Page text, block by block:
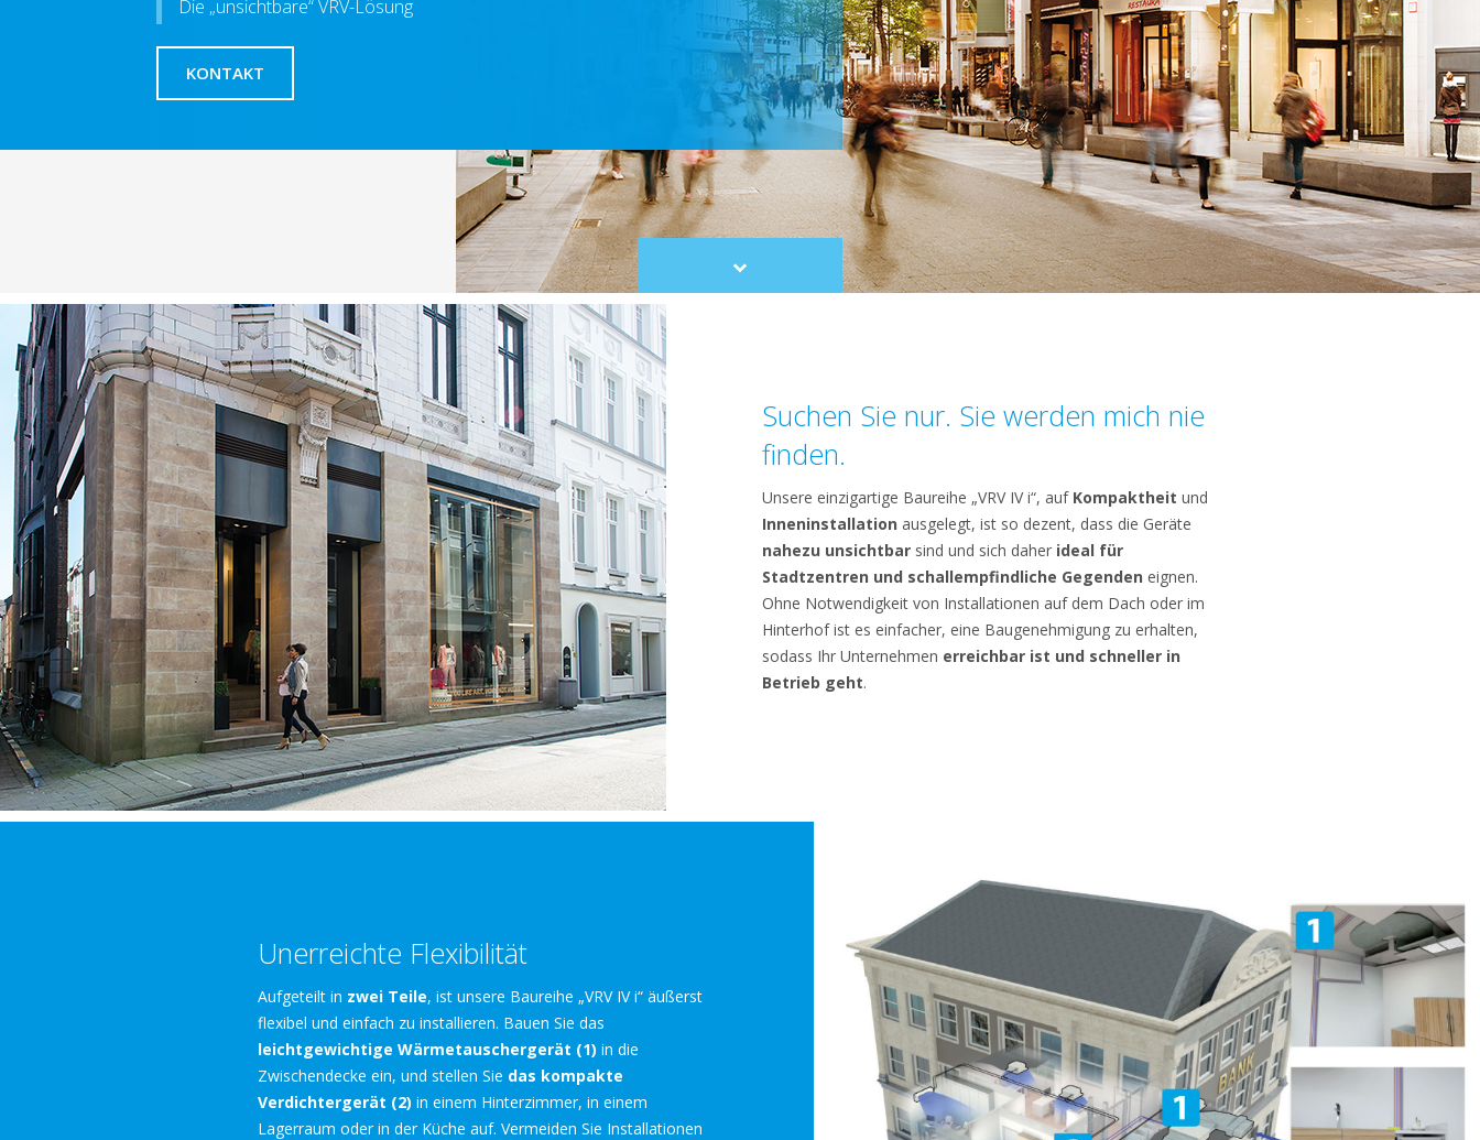
Die „unsichtbare“ VRV-Lösung
KONTAKT
Scroll
to
Suchen Sie nur. Sie werden mich nie
finden.
Unsere einzigartige Baureihe „VRV IV i“, auf Kompaktheit und
Inneninstallation ausgelegt, ist so dezent, dass die Geräte
nahezu unsichtbar sind und sich daher ideal für
Stadtzentren und schallempfindliche Gegenden eignen.
Ohne Notwendigkeit von Installationen auf dem Dach oder im
Hinterhof ist es einfacher, eine Baugenehmigung zu erhalten,
sodass Ihr Unternehmen erreichbar ist und schneller in
Betrieb geht.
Unerreichte Flexibilität
Aufgeteilt in zwei Teile, ist unsere Baureihe „VRV IV i“ äußerst
flexibel und einfach zu installieren. Bauen Sie das
leichtgewichtige Wärmetauschergerät (1) in die
Zwischendecke ein, und stellen Sie das kompakte
Verdichtergerät (2) in einem Hinterzimmer, in einem
Lagerraum oder in der Küche auf. Vermeiden Sie Installationen